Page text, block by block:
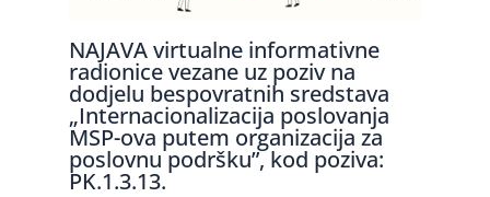
NAJAVA virtualne informativne
radionice vezane uz poziv na
dodjelu bespovratnih sredstava
„Internacionalizacija poslovanja
MSP-ova putem organizacija za
poslovnu podršku”, kod poziva:
PK.1.3.13.